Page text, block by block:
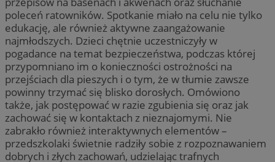
poleceń ratowników. Spotkanie miało na celu nie tylko
edukację, ale również aktywne zaangażowanie
najmłodszych. Dzieci chętnie uczestniczyły w
pogadance na temat bezpieczeństwa, podczas której
przypomniano im o konieczności ostrożności na
przejściach dla pieszych i o tym, że w tłumie zawsze
powinny trzymać się blisko dorosłych. Omówiono
także, jak postępować w razie zgubienia się oraz jak
zachować się w kontaktach z nieznajomymi. Nie
zabrakło również interaktywnych elementów –
przedszkolaki świetnie radziły sobie z rozpoznawaniem
dobrych i złych zachowań, udzielając trafnych